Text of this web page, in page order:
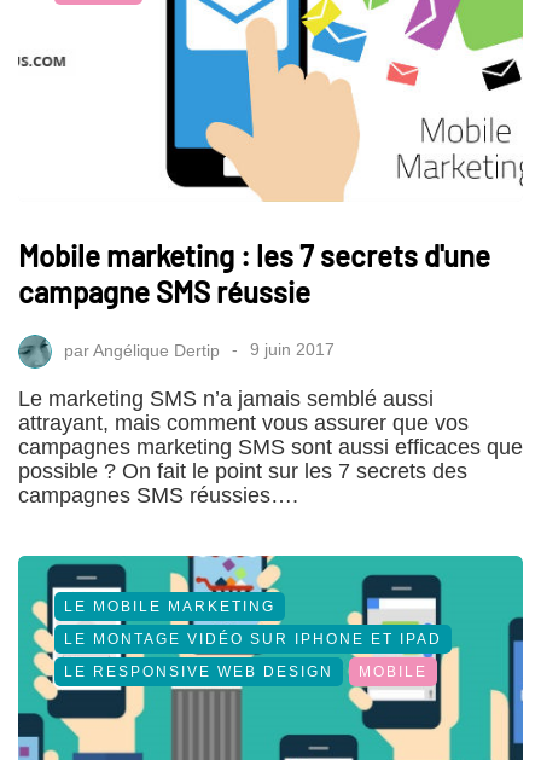
Mobile marketing : les 7 secrets d'une
campagne SMS réussie
parAngélique Dertip 9 juin 2017
Le marketing SMS n’a jamais semblé aussi
attrayant, mais comment vous assurer que vos
campagnes marketing SMS sont aussi efficaces que
possible ? On fait le point sur les 7 secrets des
campagnes SMS réussies….
LE MOBILE MARKETING
LE MONTAGE VIDÉO SUR IPHONE ET IPAD
LE RESPONSIVE WEB DESIGN
MOBILE